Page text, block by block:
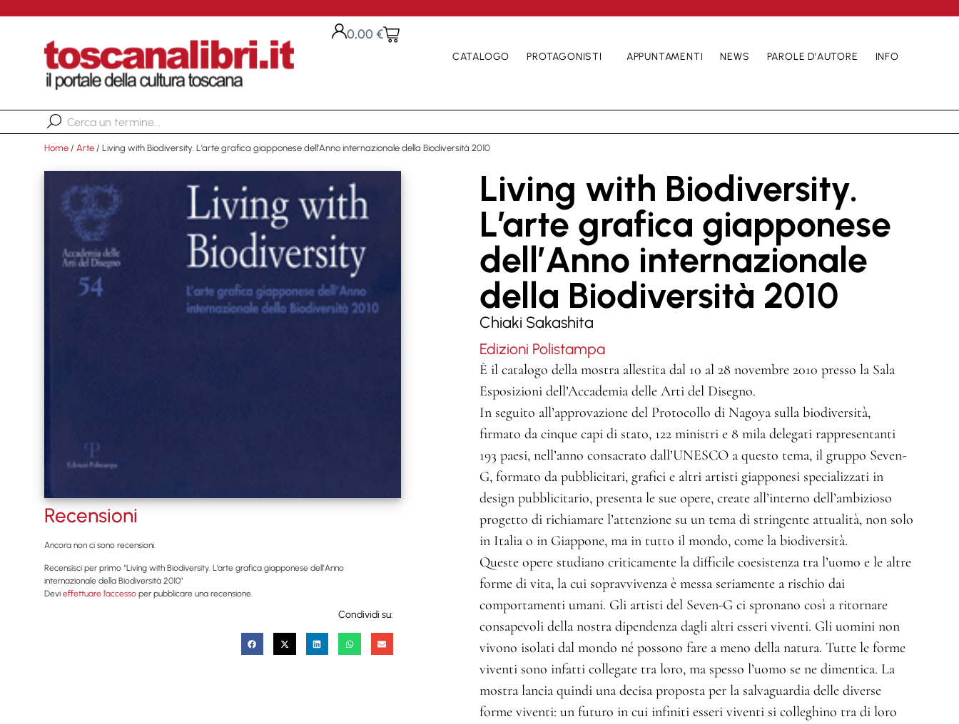
0,00€
CATALOGO PROTAGONISTI APPUNTAMENTI NEWS PAROLE D’AUTORE INFO
Home / Arte / Living with Biodiversity. L’arte grafica giapponese dell’Anno internazionale della Biodiversità 2010
Recensioni
Ancora non ci sono recensioni.
Recensisci per primo “Living with Biodiversity. L’arte grafica giapponese dell’Anno
internazionale della Biodiversità 2010”
Devi effettuare l’accesso per pubblicare una recensione.
Condividi su:
Living with Biodiversity.
L’arte grafica giapponese
dell’Anno internazionale
della Biodiversità 2010
Chiaki Sakashita
Edizioni Polistampa
È il catalogo della mostra allestita dal 10 al 28 novembre 2010 presso la Sala
Esposizioni dell’Accademia delle Arti del Disegno.
In seguito all’approvazione del Protocollo di Nagoya sulla biodiversità,
firmato da cinque capi di stato, 122 ministri e 8 mila delegati rappresentanti
193 paesi, nell’anno consacrato dall’UNESCO a questo tema, il gruppo Seven-
G, formato da pubblicitari, grafici e altri artisti giapponesi specializzati in
design pubblicitario, presenta le sue opere, create all’interno dell’ambizioso
progetto di richiamare l’attenzione su un tema di stringente attualità, non solo
in Italia o in Giappone, ma in tutto il mondo, come la biodiversità.
Queste opere studiano criticamente la difficile coesistenza tra l’uomo e le altre
forme di vita, la cui sopravvivenza è messa seriamente a rischio dai
comportamenti umani. Gli artisti del Seven-G ci spronano così a ritornare
consapevoli della nostra dipendenza dagli altri esseri viventi. Gli uomini non
vivono isolati dal mondo né possono fare a meno della natura. Tutte le forme
viventi sono infatti collegate tra loro, ma spesso l’uomo se ne dimentica. La
mostra lancia quindi una decisa proposta per la salvaguardia delle diverse
forme viventi: un futuro in cui infiniti esseri viventi si colleghino tra di loro